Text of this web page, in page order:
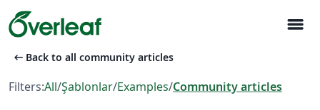
menu
arrow_left_alt Back to all community articles
Filters:All/Şablonlar/Examples/Community articles